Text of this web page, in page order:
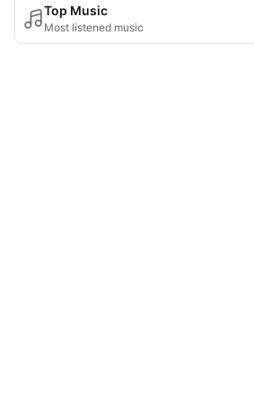
Top Music
Most listened music